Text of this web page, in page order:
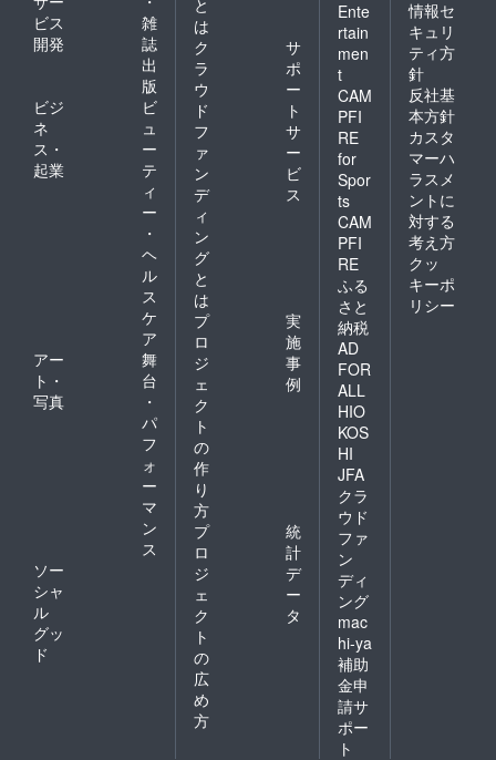
ビス
開発
雑
誌
出
版
ビジ
ネ
ス・
起業
ビ
ュ
ー
テ
ィ
ー
・
ヘ
ル
ス
ケ
ア
アー
ト・
写真
舞
台
・
パ
フ
ォ
ー
マ
ン
ス
ソー
シャ
ル
グッ
ド
は
ク
ラ
ウ
ド
フ
ァ
ン
デ
ィ
ン
グ
と
は
サ
ポ
ー
ト
サ
ー
ビ
ス
プ
ロ
ジ
ェ
ク
ト
の
作
り
方
実
施
事
例
プ
ロ
ジ
ェ
ク
ト
の
広
め
方
統
計
デ
ー
タ
Ente
rtain
men
t
CAM
PFI
RE
for
Spor
ts
CAM
PFI
RE
ふる
さと
納税
AD
FOR
ALL
HIO
KOS
HI
JFA
クラ
ウド
ファ
ン
ディ
ング
mac
hi-ya
補助
金申
請サ
ポー
ト
情報セ
キュリ
ティ方
針
反社基
本方針
カスタ
マーハ
ラスメ
ントに
対する
考え方
クッ
キーポ
リシー